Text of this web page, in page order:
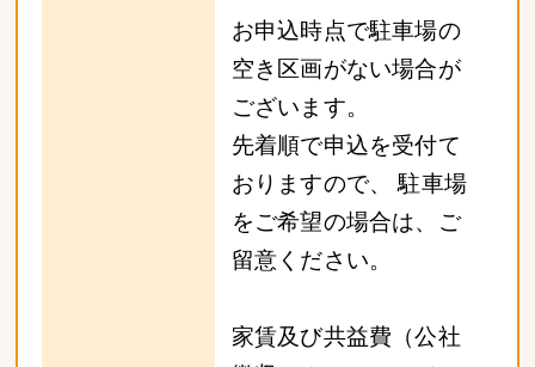
お申込時点で駐車場の
空き区画がない場合が
ございます。
先着順で申込を受付て
おりますので、 駐車場
をご希望の場合は、ご
留意ください。
家賃及び共益費（公社